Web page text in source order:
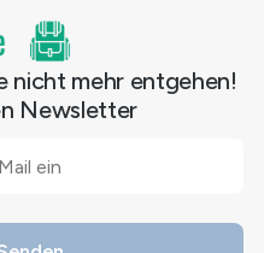
nicht mehr entgehen!
Newsletter